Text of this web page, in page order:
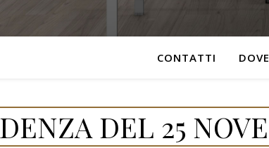
CONTATTI
DEL 25